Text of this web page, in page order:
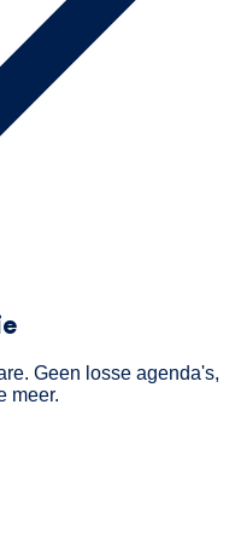
Geen losse agenda's,
meer.